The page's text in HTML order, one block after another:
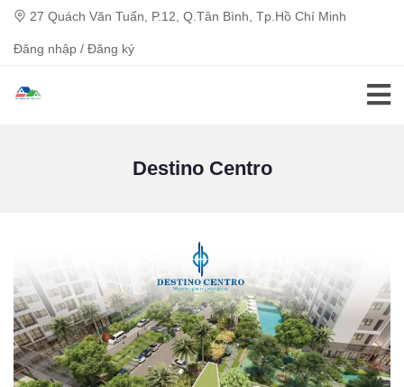
27 Quách Văn Tuấn, P.12, Q.Tân Bình, Tp.Hồ Chí Minh
Đăng nhập / Đăng ký
Destino Centro